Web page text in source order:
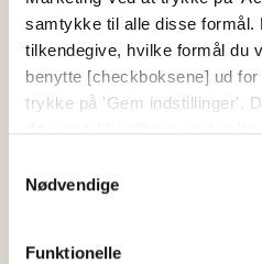
samtykke til alle disse
tilkendegive, hvilke formål du
benytte [checkboksene] ud
trykke på 'Gem indstillinger'.
dit samtykke tilbage ved at
mere om vores brug af
Nødvendige
Funktionelle
Et god råd er også at lægge
drivhuset. Det er både pænt
har græs omkring drivhuset.
du begynder at bygge
monteringsanvisningen.